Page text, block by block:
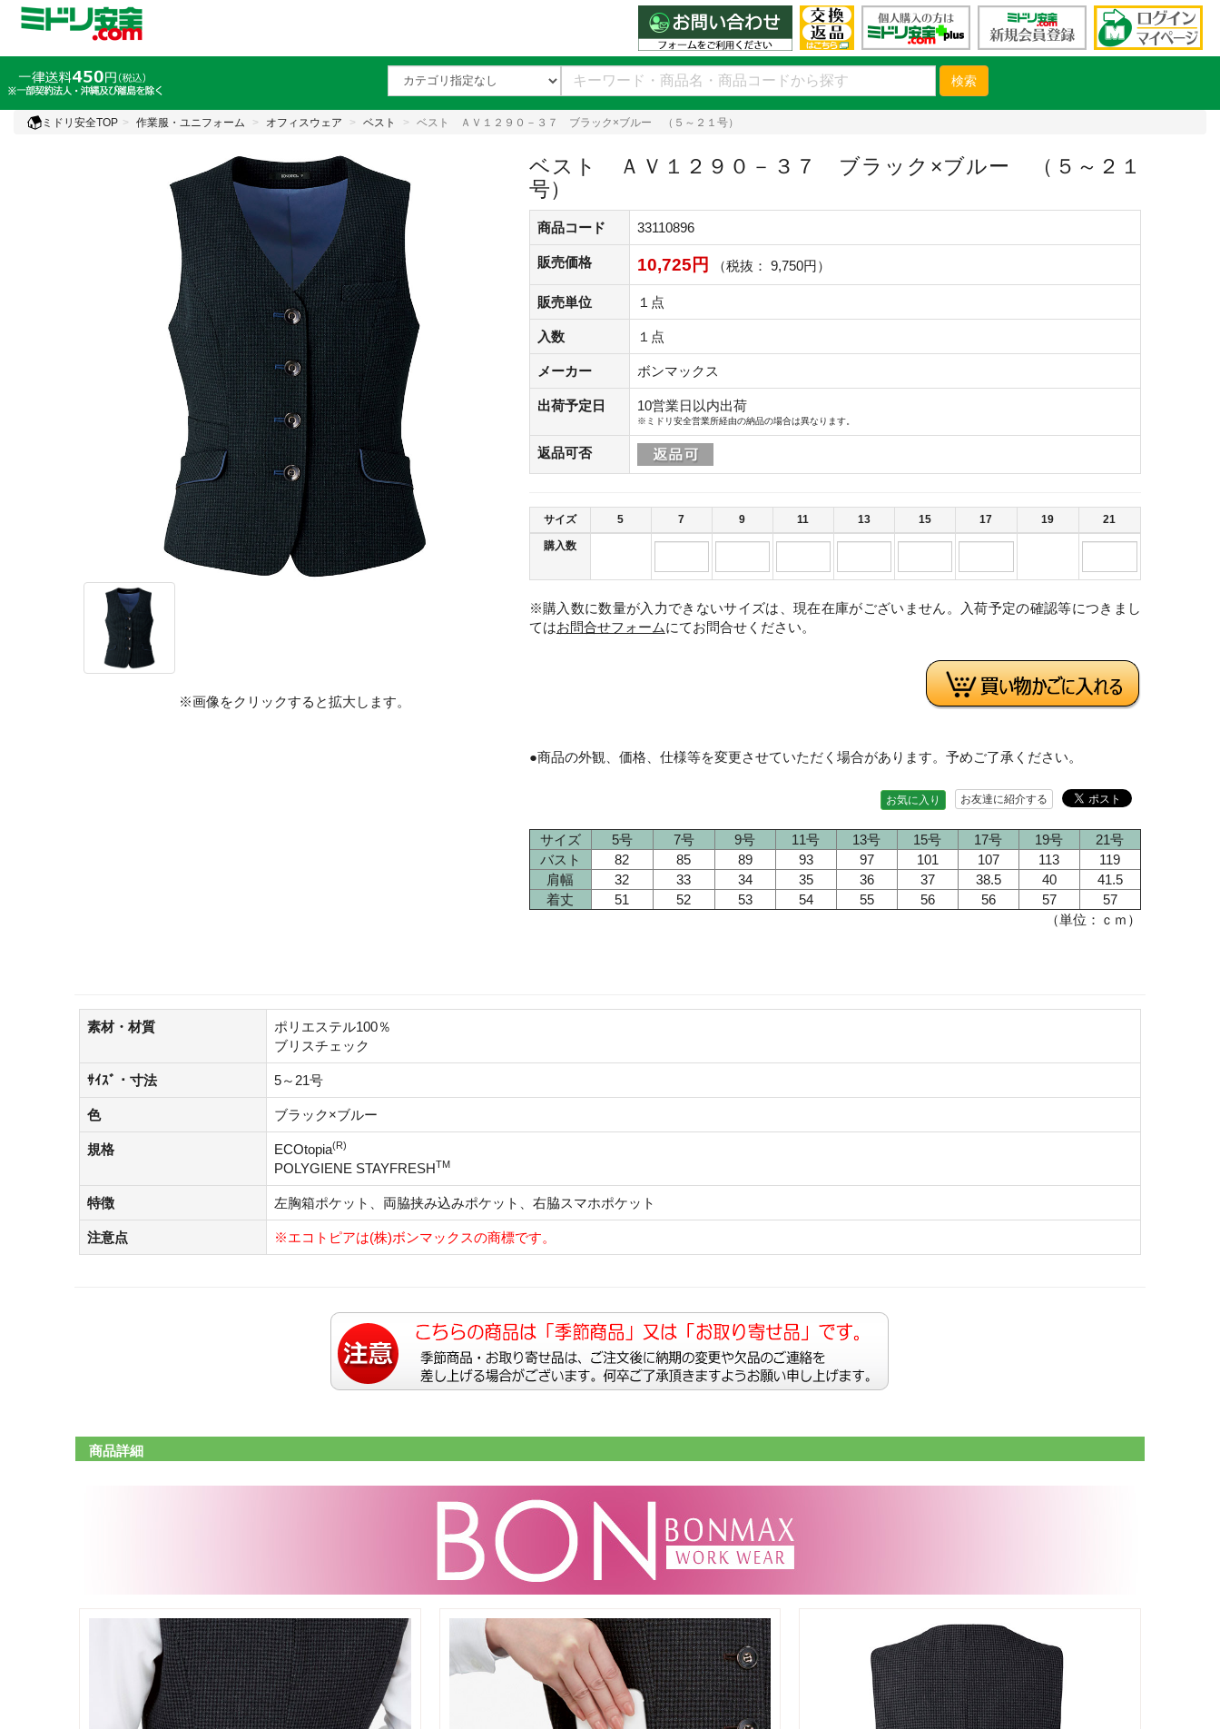
検索
ミドリ安全TOP 作業服・ユニフォーム オフィスウェア ベスト ベスト ＡＶ１２９０－３７ ブラック×ブルー （５～２１号）
※画像をクリックすると拡大します。
ベスト ＡＶ１２９０－３７ ブラック×ブルー （５～２１
号）
商品コード 33110896
販売価格 10,725円 （税抜： 9,750円）
販売単位 １点
入数 １点
メーカー ボンマックス
出荷予定日 10営業日以内出荷
※ミドリ安全営業所経由の納品の場合は異なります。
返品可否
サイズ 5 7 9 11 13 15 17 19 21
購入数
※購入数に数量が入力できないサイズは、現在在庫がございません。入荷予定の確認等につきまし
てはお問合せフォームにてお問合せください。
●商品の外観、価格、仕様等を変更させていただく場合があります。予めご了承ください。
お友達に紹介する
お気に入り
サイズ 5号 7号 9号 11号 13号 15号 17号 19号
21号
バスト
82 85 89 93 97 101 107 113
119
肩幅
32 33 34 35 36 37 38.5 40
41.5
着丈
51 52 53 54 55 56 56 57
57
（単位：ｃｍ）
素材・材質
ポリエステル100％
ブリスチェック
ｻｲｽﾞ・寸法 5～21号
色 ブラック×ブルー
規格 ECOtopia(R)
POLYGIENE STAYFRESHTM
特徴 左胸箱ポケット、両脇挟み込みポケット、右脇スマホポケット
注意点 ※エコトピアは(株)ボンマックスの商標です。
商品詳細